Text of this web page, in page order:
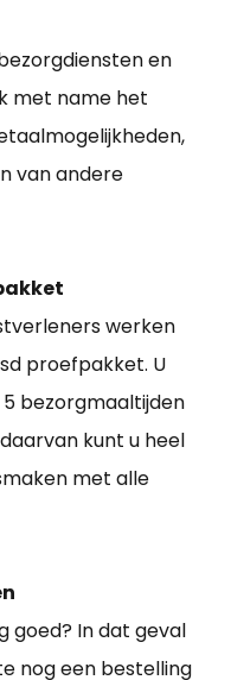
en
met name het
van andere
werken
proefpakket. U
bezorgmaaltijden
kunt u heel
met alle
goed? In dat geval
nog een bestelling